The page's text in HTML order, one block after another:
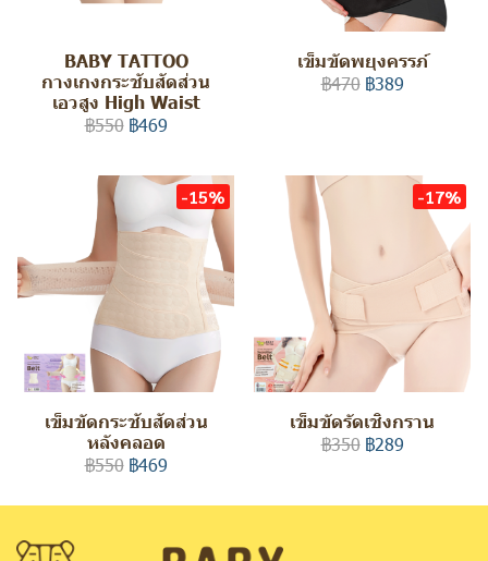
BABY TATTOO
กางเกงกระชับสัดส่วน
เอวสูง High Waist
฿550 ฿469
เข็มขัดพยุงครรภ์
฿470 ฿389
-15%
เข็มขัดกระชับสัดส่วน
หลังคลอด
฿550 ฿469
-17%
เข็มขัดรัดเชิงกราน
฿350 ฿289